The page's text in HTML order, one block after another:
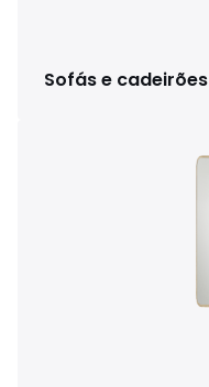
Sofás e cadeirões